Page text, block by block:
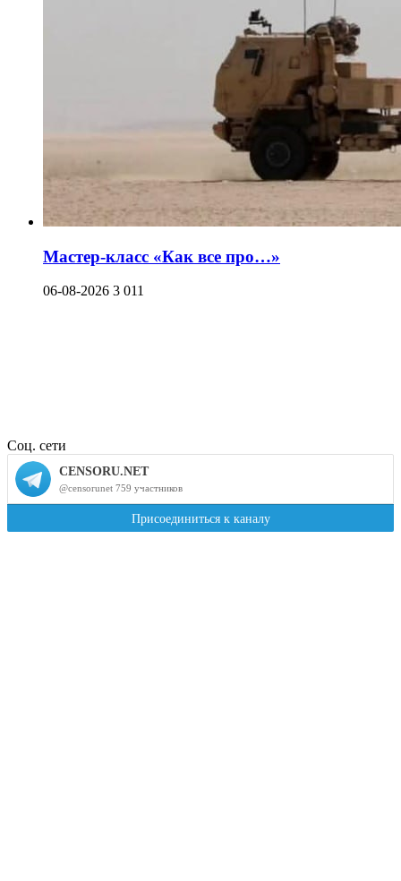
Мастер-класс «Как все про…»
06-08-2026 3 011
Соц. сети